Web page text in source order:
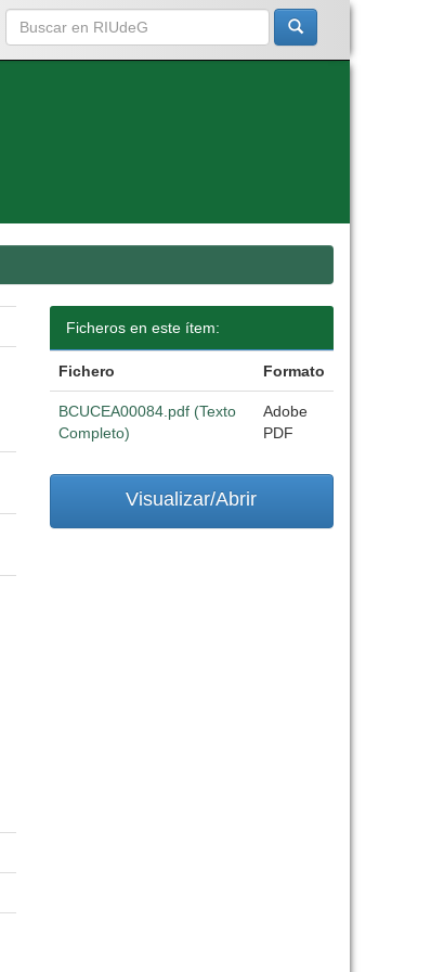
Ficheros en este ítem:
Fichero Formato
BCUCEA00084.pdf (Texto
Completo)
Adobe
PDF
Visualizar/Abrir